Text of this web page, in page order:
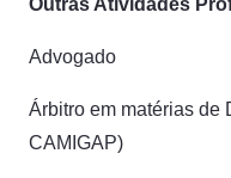
Advogado
Árbitro em matérias de
CAMIGAP)